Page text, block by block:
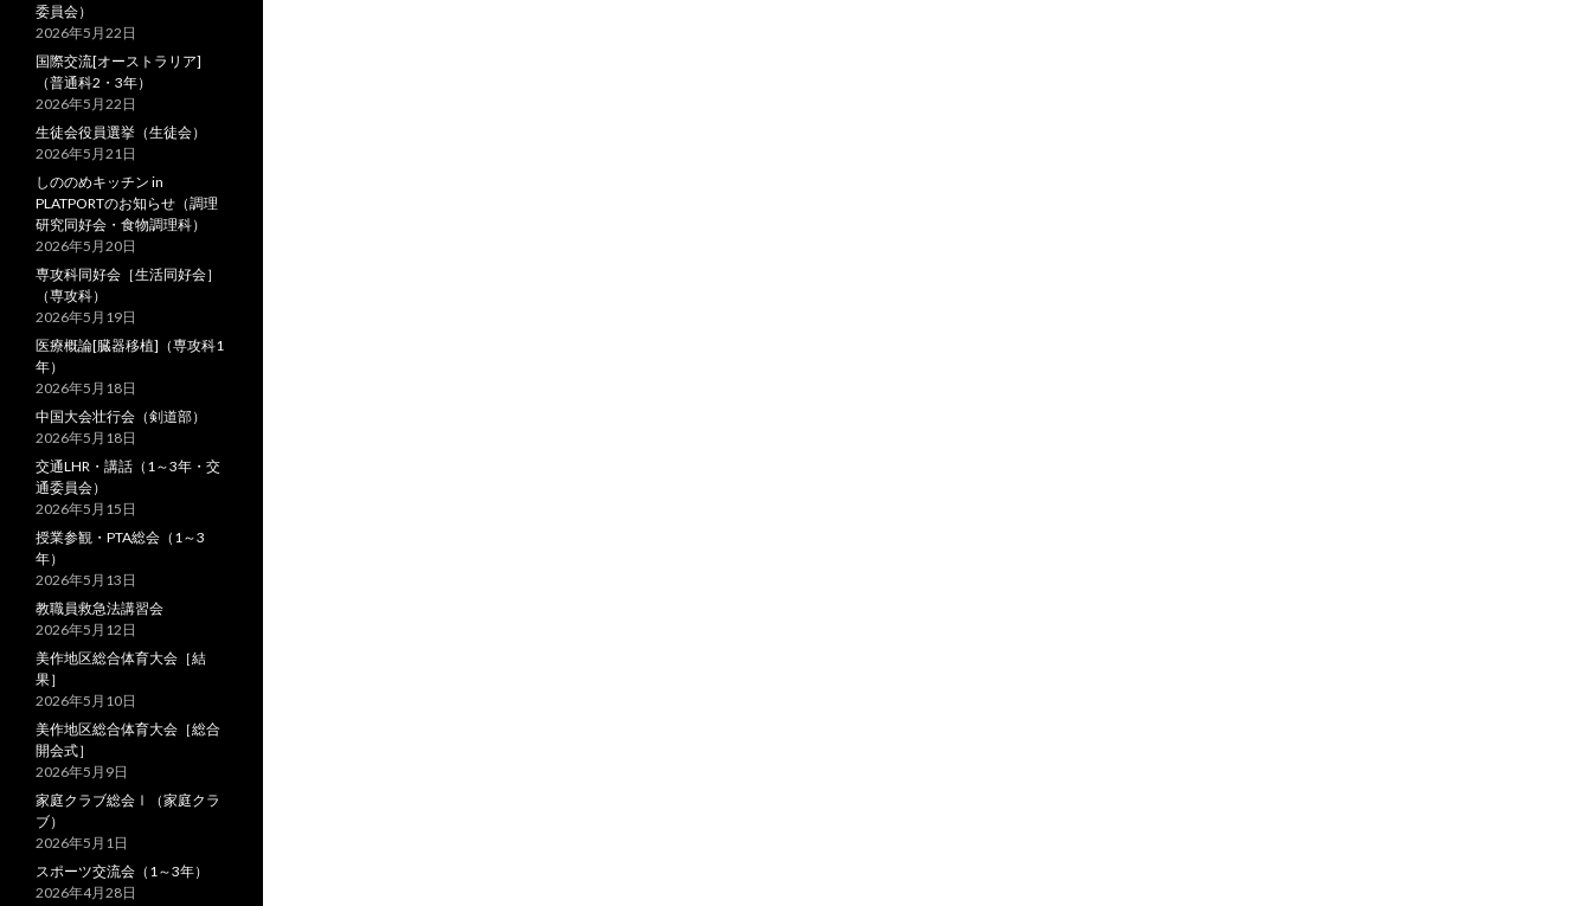
委員会）
2026年5月22日
国際交流[オーストラリア]
（普通科2・3年）
2026年5月22日
生徒会役員選挙（生徒会）
2026年5月21日
しののめキッチン in
PLATPORTのお知らせ（調理
研究同好会・食物調理科）
2026年5月20日
専攻科同好会［生活同好会］
（専攻科）
2026年5月19日
医療概論[臓器移植]（専攻科1
年）
2026年5月18日
中国大会壮行会（剣道部）
2026年5月18日
交通LHR・講話（1～3年・交
通委員会）
2026年5月15日
授業参観・PTA総会（1～3
年）
2026年5月13日
教職員救急法講習会
2026年5月12日
美作地区総合体育大会［結
果］
2026年5月10日
美作地区総合体育大会［総合
開会式］
2026年5月9日
家庭クラブ総会Ⅰ（家庭クラ
ブ）
2026年5月1日
スポーツ交流会（1～3年）
2026年4月28日